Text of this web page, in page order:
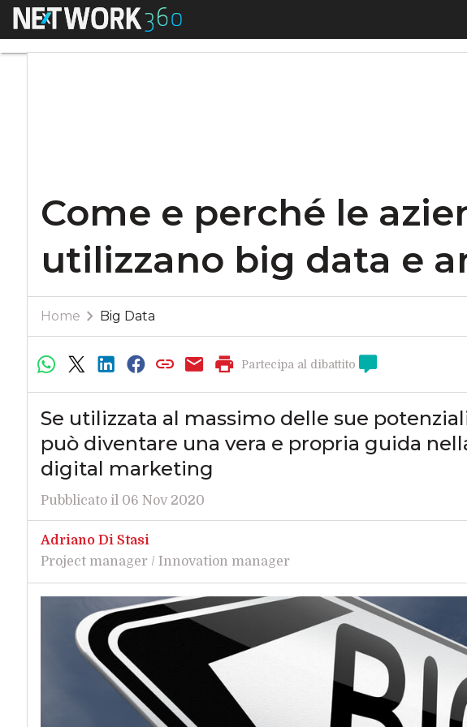
Menu
Come e perché le
utilizzano big data e
Home Big Data
Partecipa al dibattito
Se utilizzata al massimo delle sue
può diventare una vera e propria guida
digital marketing
Pubblicato il 06 Nov 2020
Adriano Di Stasi
Project manager / Innovation manager